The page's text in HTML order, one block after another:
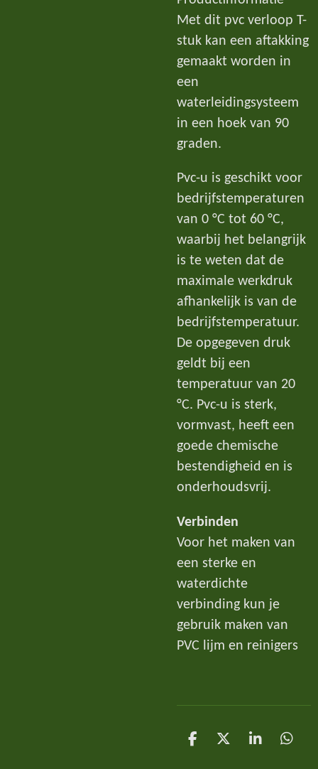
Met dit pvc verloop T-
stuk kan een aftakking
gemaakt worden in
een
waterleidingsysteem
in een hoek van 90
graden.
Pvc-u is geschikt voor
bedrijfstemperaturen
van 0 °C tot 60 °C,
waarbij het belangrijk
is te weten dat de
maximale werkdruk
afhankelijk is van de
bedrijfstemperatuur.
De opgegeven druk
geldt bij een
temperatuur van 20
°C. Pvc-u is sterk,
vormvast, heeft een
goede chemische
bestendigheid en is
onderhoudsvrij.
Verbinden
Voor het maken van
een sterke en
waterdichte
verbinding kun je
gebruik maken van
PVC lijm en reinigers
D
D
S
D